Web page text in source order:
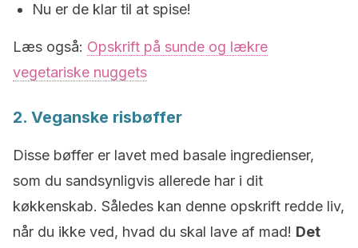
Nu er de klar til at spise!
Læs også: Opskrift på sunde og lækre
vegetariske nuggets
2. Veganske risbøffer
Disse bøffer er lavet med basale ingredienser,
som du sandsynligvis allerede har i dit
køkkenskab. Således kan denne opskrift redde liv,
når du ikke ved, hvad du skal lave af mad! Det